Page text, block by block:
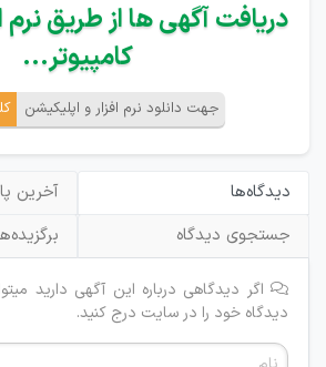
دریافت آگهی ها از طریق نرم
کامپیوتر...
جهت دانلود نرم افزار و اپلیکیشن
دیدگاه‌ها
آخرین
جستجوی دیدگاه
اگر دیدگاهی درباره این آگهی دارید
دیدگاه خود را در سایت درج کنید.